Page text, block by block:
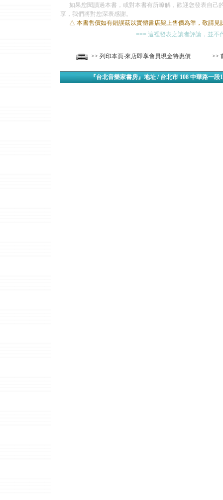
如果您閱讀過本書，或對本書有所瞭解，歡迎您發表自己
享，我們將對您深表感謝。
△ 本書售價如有錯誤茲以實體書店架上售價為準，敬請見
=== 這裡發表之讀者評論，並不
>> 列印本頁‧來店即享會員現金特惠價 >>
『台北音樂家書房』地址 / 台北市 108 中華路一段